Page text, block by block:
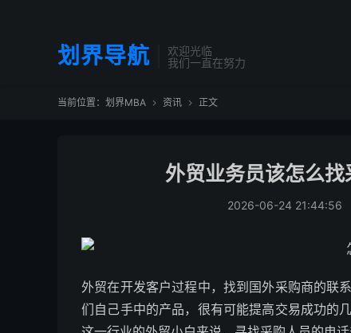
划界导航
欢迎光临
我们一直在努力
当前位置： 划界MBA  资讯  正文
外贸业务员该怎么
2026-06-24 21:44:56
外贸在开发客户过程中，找到国外采购商的联
们自己手中的产品，很有可能提高交易成功的